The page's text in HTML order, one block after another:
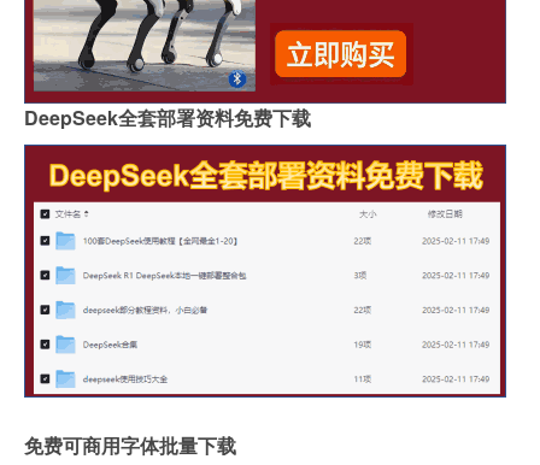
DeepSeek全套部署资料免费下载
免费可商用字体批量下载